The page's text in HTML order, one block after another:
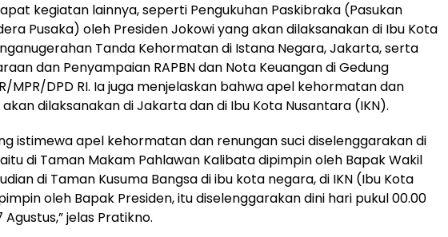
kegiatan lainnya, seperti Pengukuhan Paskibraka (Pasukan
Pusaka) oleh Presiden Jokowi yang akan dilaksanakan di Ibu Kota
Tanda Kehormatan di Istana Negara, Jakarta, serta
dan Penyampaian RAPBN dan Nota Keuangan di Gedung
MPR/DPD RI. Ia juga menjelaskan bahwa apel kehormatan dan
dilaksanakan di Jakarta dan di Ibu Kota Nusantara (IKN).
istimewa apel kehormatan dan renungan suci diselenggarakan di
di Taman Makam Pahlawan Kalibata dipimpin oleh Bapak Wakil
di Taman Kusuma Bangsa di ibu kota negara, di IKN (Ibu Kota
oleh Bapak Presiden, itu diselenggarakan dini hari pukul 00.00
Agustus,” jelas Pratikno.